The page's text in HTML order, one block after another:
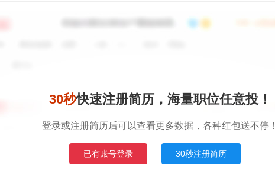
30秒快速注册简历，海量职位任意投！
登录或注册简历后可以查看更多数据，各种红包送不停！
已有账号登录 30秒注册简历